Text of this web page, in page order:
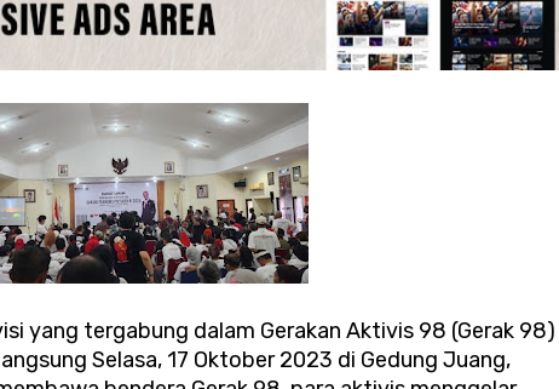
yang tergabung dalam Gerakan Aktivis 98 (Gerak 98)
Selasa, 17 Oktober 2023 di Gedung Juang,